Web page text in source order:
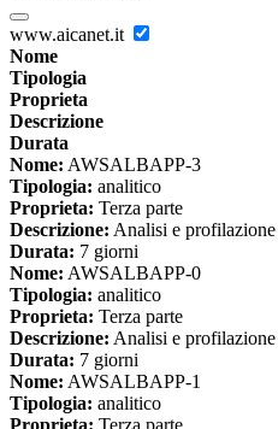
www.aicanet.it
Nome
Tipologia
Proprieta
Descrizione
Durata
Nome: AWSALBAPP-3
Tipologia: analitico
Proprieta: Terza parte
Descrizione: Analisi e
Durata: 7 giorni
Nome: AWSALBAPP-0
Tipologia: analitico
Proprieta: Terza parte
Descrizione: Analisi e
Durata: 7 giorni
Nome: AWSALBAPP-1
Tipologia: analitico
Proprieta: Terza parte